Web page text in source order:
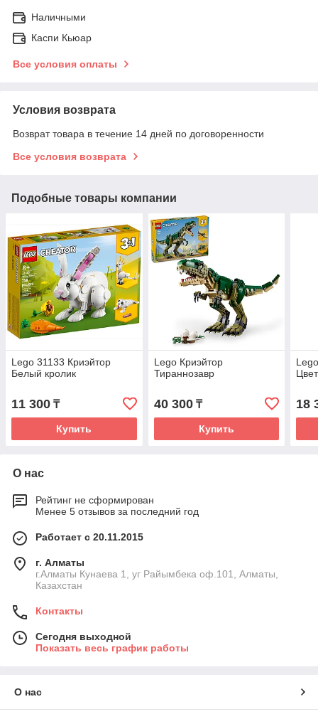
Наличными
Каспи Кьюар
Все условия оплаты
Условия возврата
Возврат товара в течение 14 дней по договоренности
Все условия возврата
Подобные товары компании
Lego 31133 Криэйтор
Белый кролик
11 300 ₸
Купить
Lego Криэйтор
Тираннозавр
40 300₸
Купить
18
О нас
Рейтинг не сформирован
Менее 5 отзывов за последний год
Работает с 20.11.2015
г. Алматы
г.Алматы Кунаева 1, уг Райымбека оф.101, Алматы,
Казахстан
Контакты
Сегодня выходной
Показать весь график работы
О нас